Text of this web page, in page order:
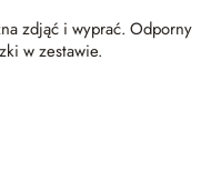
zdjąć i wyprać. Odporny
w zestawie.